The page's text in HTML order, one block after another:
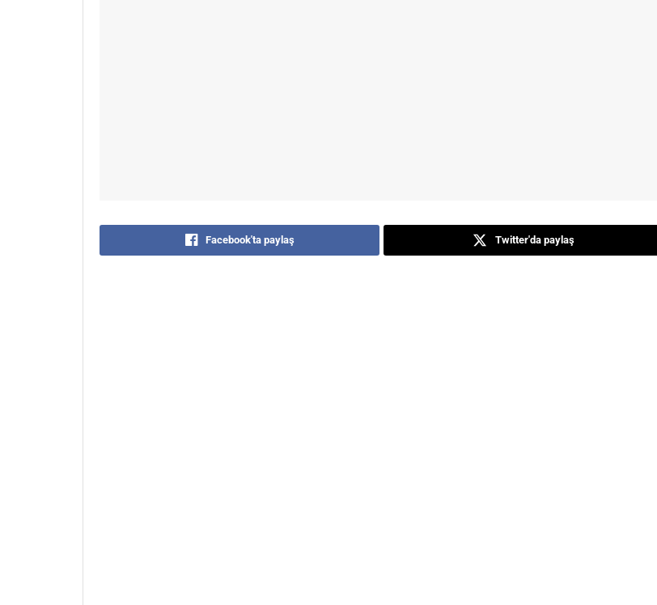
Facebook'ta paylaş Twitter'da paylaş